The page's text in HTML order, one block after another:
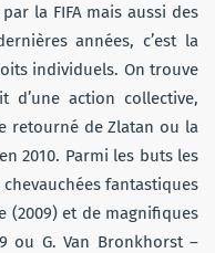
la FIFA mais aussi des
années, c’est la
individuels. On trouve
action collective,
retourné de Zlatan ou la
2010. Parmi les buts les
fantastiques
(2009) et de magnifiques
ou G. Van Bronkhorst –